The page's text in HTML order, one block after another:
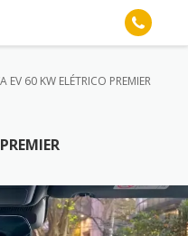
EV 60 KW ELÉTRICO PREMIER